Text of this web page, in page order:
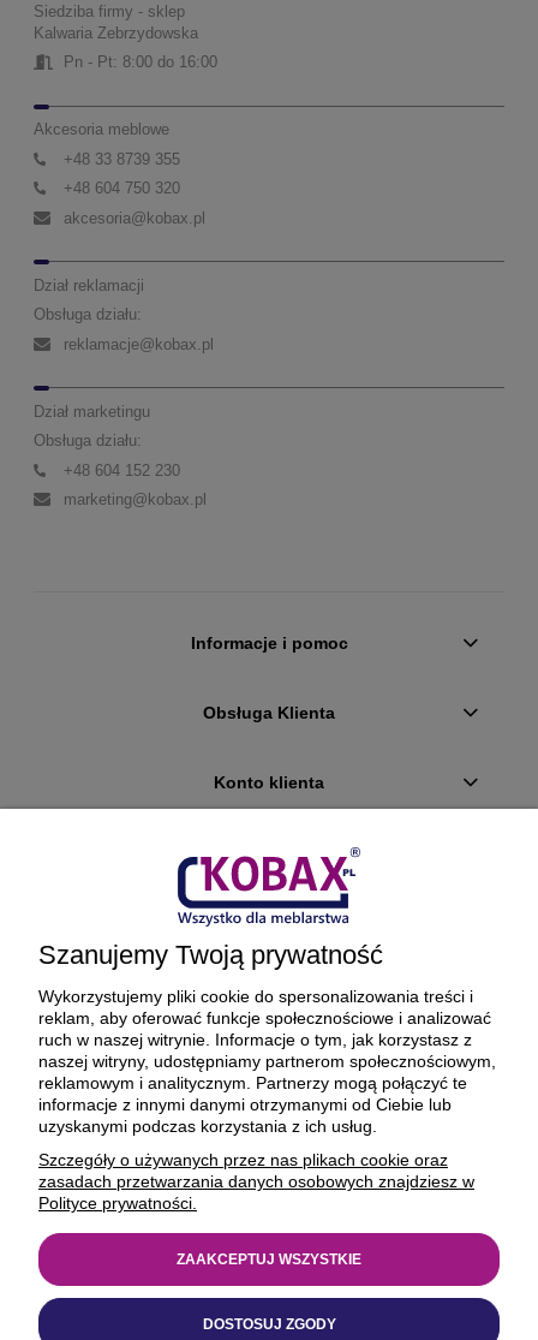
Siedziba firmy - sklep
Kalwaria Zebrzydowska
Pn - Pt: 8:00 do 16:00
Akcesoria meblowe
+48 33 8739 355
+48 604 750 320
akcesoria@kobax.pl
Dział reklamacji
Obsługa działu:
reklamacje@kobax.pl
Dział marketingu
Obsługa działu:
+48 604 152 230
marketing@kobax.pl
Informacje i pomoc
Obsługa Klienta
Konto klienta
Płatności i dostawa
Ciekawostki
O firmie
BEZPIECZNE PŁATNOŚCI ORAZ DOSTAWA
Realizacja
https://xeniadesign.pl/| Sklep
Szanujemy Twoją prywatność
Wykorzystujemy pliki cookie do spersonalizowania treści i
reklam, aby oferować funkcje społecznościowe i analizować
ruch w naszej witrynie. Informacje o tym, jak korzystasz z
naszej witryny, udostępniamy partnerom społecznościowym,
reklamowym i analitycznym. Partnerzy mogą połączyć te
informacje z innymi danymi otrzymanymi od Ciebie lub
uzyskanymi podczas korzystania z ich usług.
Szczegóły o używanych przez nas plikach cookie oraz
zasadach przetwarzania danych osobowych znajdziesz w
Polityce prywatności.
DOSTOSUJ ZGODY
ZAAKCEPTUJ WSZYSTKIE